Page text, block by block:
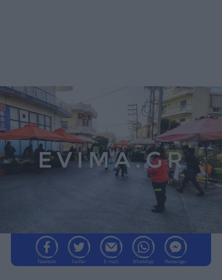
Facebook Twitter E-mail WhatsApp Messenger